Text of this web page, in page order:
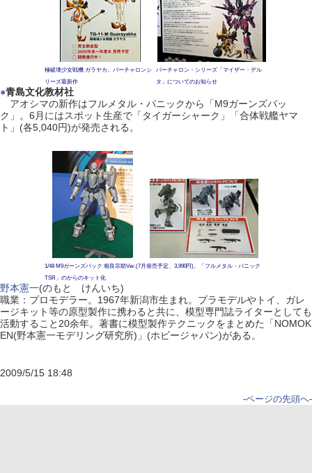
極破壊少女戦機 ガラヤカ。バーチャロンシ
リーズ最新作
バーチャロン・シリーズ「マイザー・デル
タ」についてのお知らせ
●青島文化教材社
アオシマの新作はフルメタル・パニックから「M9ガーンズバッ
ク」。6月にはスポット生産で「タイガーシャーク」「合体戦艦ヤマ
ト」(各5,040円)が発売される。
1/48 M9ガーンズバック 相良宗助Ver.(7月発売予定、3,990円)。「フルメタル・パニック
TSR」のからのキット化
野本憲一(のもと けんいち)
職業：プロモデラー。1967年新潟市生まれ。プラモデルやトイ、ガレ
ージキット等の原型製作に携わると共に、模型専門誌ライターとしても
活動すること20余年。著書に模型製作テクニックをまとめた「NOMOK
EN(野本憲一モデリング研究所)」(ホビージャパン)がある。
2009/5/15 18:48
-ページの先頭へ-